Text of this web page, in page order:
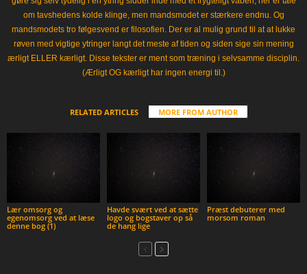
om tavshedens kolde klinge, men mandsmodet er stærkere endnu. Og
mandsmodets tro følgesvend er filosofien. Der er al mulig grund til at at lukke
røven med vigtige ytringer langt det meste af tiden og siden sige sin mening
ærligt ELLER kærligt. Disse tekster er ment som træning i selvsamme disciplin.
(Ærligt OG kærligt har ingen energi til.)
RELATED ARTICLES MORE FROM AUTHOR
Lær omsorg og
egenomsorg ved at læse
denne bog (1)
Havde svært ved at sætte
logo og bogstaver op så
de hang lige
Præst debuterer med
morsom roman